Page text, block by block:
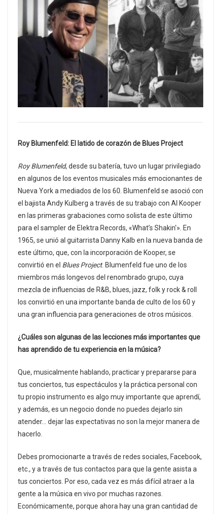
Roy Blumenfeld: El latido de corazón de Blues Project
Roy Blumenfeld, desde su batería, tuvo un lugar privilegiado
en algunos de los eventos musicales más emocionantes de
Nueva York a mediados de los 60. Blumenfeld se asoció con
el bajista Andy Kulberg a través de su trabajo con Al Kooper
en las primeras grabaciones como solista de este último
para el sampler de Elektra Records, «What’s Shakin'». En
1965, se unió al guitarrista Danny Kalb en la nueva banda de
este último, que, con la incorporación de Kooper, se
convirtió en el Blues Project. Blumenfeld fue uno de los
miembros más longevos del renombrado grupo, cuya
mezcla de influencias de R&B, blues, jazz, folk y rock & roll
los convirtió en una importante banda de culto de los 60 y
una gran influencia para generaciones de otros músicos.
¿Cuáles son algunas de las lecciones más importantes que
has aprendido de tu experiencia en la música?
Que, musicalmente hablando, practicar y prepararse para
tus conciertos, tus espectáculos y la práctica personal con
tu propio instrumento es algo muy importante que aprendí,
y además, es un negocio donde no puedes dejarlo sin
atender… dejar las expectativas no son la mejor manera de
hacerlo.
Debes promocionarte a través de redes sociales, Facebook,
etc., y a través de tus contactos para que la gente asista a
tus conciertos. Por eso, cada vez es más difícil atraer a la
gente a la música en vivo por muchas razones.
Económicamente, porque ahora hay una gran cantidad de